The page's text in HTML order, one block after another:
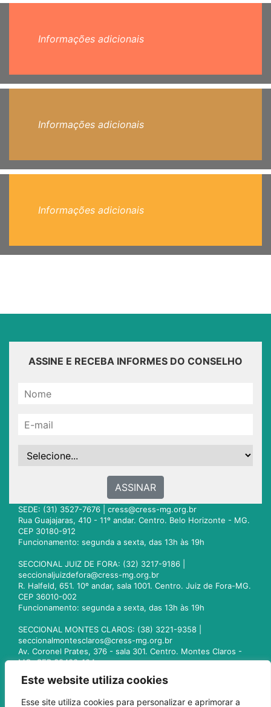
Este website utiliza cookies
Esse site utiliza cookies para personalizar e aprimorar a
Informações adicionais
Informações adicionais
Informações adicionais
ASSINE E RECEBA INFORMES DO CONSELHO
ASSINAR
SEDE: (31) 3527-7676 | cress@cress-mg.org.br
Rua Guajajaras, 410 - 11º andar. Centro. Belo Horizonte - MG.
CEP 30180-912
Funcionamento: segunda a sexta, das 13h às 19h
SECCIONAL JUIZ DE FORA: (32) 3217-9186 |
seccionaljuizdefora@cress-mg.org.br
R. Halfeld, 651. 10º andar, sala 1001. Centro. Juiz de Fora-MG.
CEP 36010-002
Funcionamento: segunda a sexta, das 13h às 19h
SECCIONAL MONTES CLAROS: (38) 3221-9358 |
seccionalmontesclaros@cress-mg.org.br
Av. Coronel Prates, 376 - sala 301. Centro. Montes Claros -
MG. CEP 39400-104